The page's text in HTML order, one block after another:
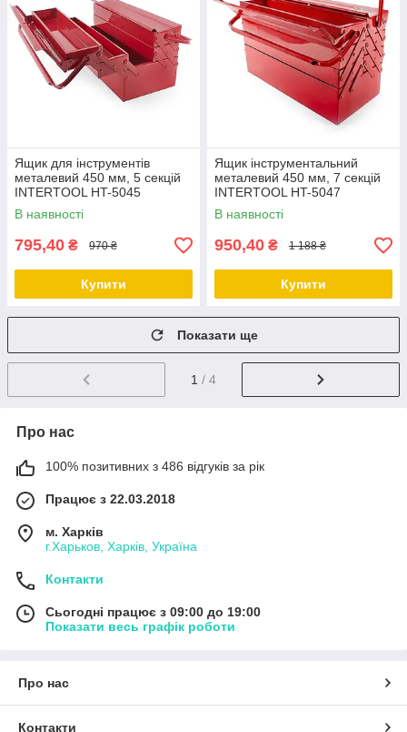
Ящик для інструментів
металевий 450 мм, 5 секцій
INTERTOOL HT-5045
В наявності
795,40 ₴ 970 ₴
Купити
Ящик інструментальний
металевий 450 мм, 7 секцій
INTERTOOL HT-5047
В наявності
950,40 ₴ 1 188 ₴
Купити
Показати ще
1 / 4
Про нас
100% позитивних з 486 відгуків за рік
Працює з 22.03.2018
м. Харків
г.Харьков, Харків, Україна
Контакти
Сьогодні працює з 09:00 до 19:00
Показати весь графік роботи
Про нас
Контакти